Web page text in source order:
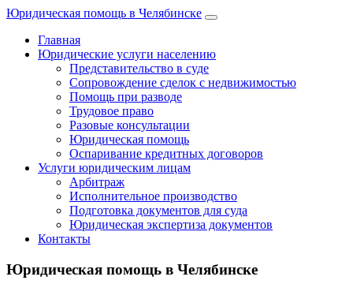
Юридическая помощь в Челябинске
Главная
Юридические услуги населению
Представительство в суде
Сопровождение сделок с недвижимостью
Помощь при разводе
Трудовое право
Разовые консультации
Юридическая помощь
Оспаривание кредитных договоров
Услуги юридическим лицам
Арбитраж
Исполнительное производство
Подготовка документов для суда
Юридическая экспертиза документов
Контакты
Юридическая помощь в Челябинске